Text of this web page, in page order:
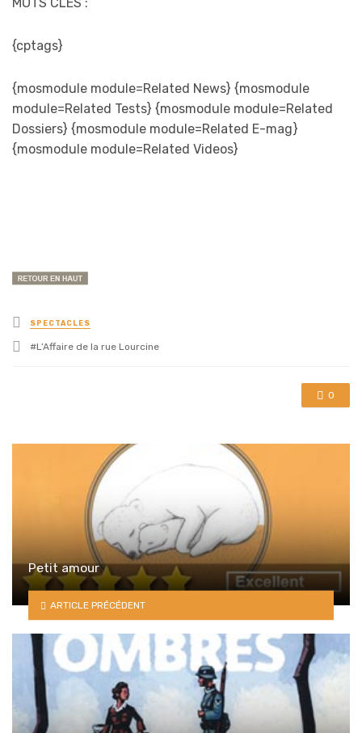
{cptags}
{mosmodule module=Related News} {mosmodule
module=Related Tests} {mosmodule module=Related
Dossiers} {mosmodule module=Related E-mag}
{mosmodule module=Related Videos}
Posted
in
SPECTACLES
Tagged
L’Affaire de la rue Lourcine
0
Petit amour
ARTICLE PRÉCÉDENT